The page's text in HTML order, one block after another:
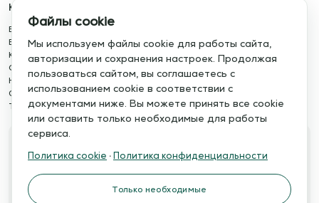
Каталог
База упражнений
База тренировок
Книги
Статьи
Новости
Обучение сервису
Тактический менеджер
Отзывы
Сотрудничество
Политика конфиденциальности
Политика cookie
Правила использования
Публичная оферта
Телефон:
Электронная почта:
Файлы cookie
Мы используем файлы cookie для работы сайта,
авторизации и сохранения настроек. Продолжая
пользоваться сайтом, вы соглашаетесь с
использованием cookie в соответствии с
документами ниже. Вы можете принять все cookie
или оставить только необходимые для работы
сервиса.
Политика cookie ·Политика конфиденциальности
Только необходимые